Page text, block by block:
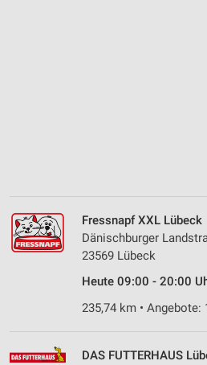
Fressnapf XXL Lübeck
Dänischburger
23569 Lübeck
Heute 09:00 - 20:00
235,74 km • Angebote:
DAS FUTTERHAUS